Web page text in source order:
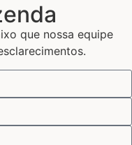
que nossa equipe